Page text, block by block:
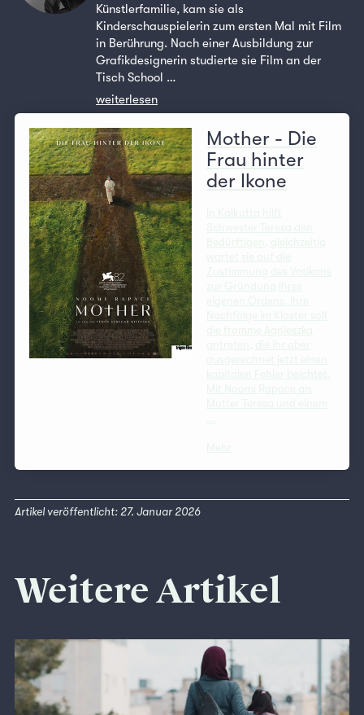
Künstlerfamilie, kam sie als
Kinderschauspielerin zum ersten Mal mit Film
in Berührung. Nach einer Ausbildung zur
Grafikdesignerin studierte sie Film an der
Tisch School …
weiterlesen
Mother - Die
Frau hinter
der Ikone
Artikel veröffentlicht: 27. Januar 2026
Weitere Artikel